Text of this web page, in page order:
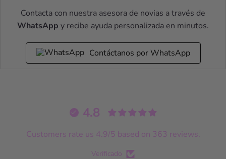
Contacta con nuestra asesora de novias a través de
WhatsApp y recibe ayuda personalizada en minutos.
Contáctanos por WhatsApp
4.8
Customers rate us 4.9/5 based on 363 reviews.
Verificado